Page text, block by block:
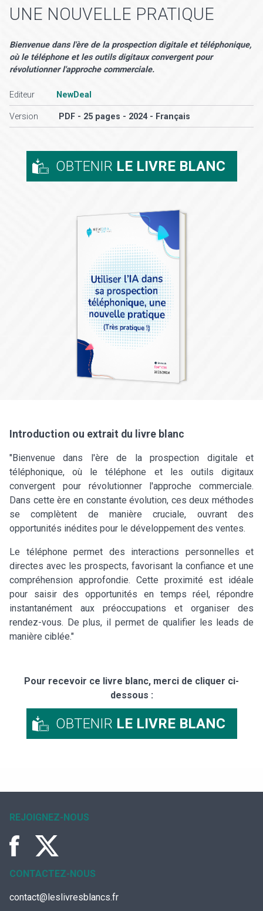
UNE NOUVELLE PRATIQUE
Bienvenue dans l'ère de la prospection digitale et téléphonique,
où le téléphone et les outils digitaux convergent pour
révolutionner l'approche commerciale.
Editeur NewDeal
Version PDF - 25 pages - 2024 - Français
OBTENIR LE LIVRE BLANC
Introduction ou extrait du livre blanc
"Bienvenue dans l'ère de la prospection digitale et
téléphonique, où le téléphone et les outils digitaux
convergent pour révolutionner l'approche commerciale.
Dans cette ère en constante évolution, ces deux méthodes
se complètent de manière cruciale, ouvrant des
opportunités inédites pour le développement des ventes.
Le téléphone permet des interactions personnelles et
directes avec les prospects, favorisant la confiance et une
compréhension approfondie. Cette proximité est idéale
pour saisir des opportunités en temps réel, répondre
instantanément aux préoccupations et organiser des
rendez-vous. De plus, il permet de qualifier les leads de
manière ciblée."
Pour recevoir ce livre blanc, merci de cliquer ci-
dessous :
OBTENIR LE LIVRE BLANC
REJOIGNEZ-NOUS
CONTACTEZ-NOUS
contact@leslivresblancs.fr